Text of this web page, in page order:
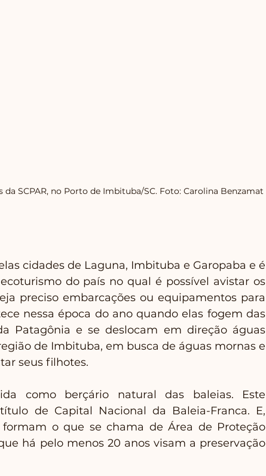
SCPAR, no Porto de Imbituba/SC. Foto: Carolina Benzamat
cidades de Laguna, Imbituba e Garopaba e é
do país no qual é possível avistar os
preciso embarcações ou equipamentos para
nessa época do ano quando elas fogem das
Patagônia e se deslocam em direção águas
de Imbituba, em busca de águas mornas e
seus filhotes.
como berçário natural das baleias. Este
de Capital Nacional da Baleia-Franca. E,
o que se chama de Área de Proteção
há pelo menos 20 anos visam a preservação